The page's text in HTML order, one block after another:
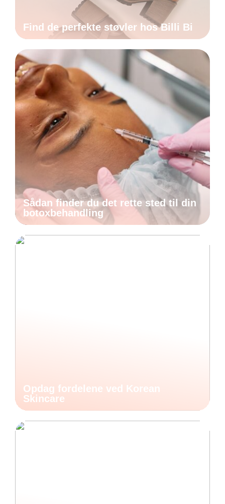
Find de perfekte støvler hos Billi Bi
Sådan finder du det rette sted til din
botoxbehandling
Opdag fordelene ved Korean
Skincare